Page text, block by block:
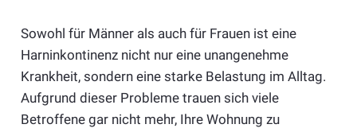
Sowohl für Männer als auch für Frauen ist eine
Harninkontinenz nicht nur eine unangenehme
Krankheit, sondern eine starke Belastung im Alltag.
Aufgrund dieser Probleme trauen sich viele
Betroffene gar nicht mehr, Ihre Wohnung zu